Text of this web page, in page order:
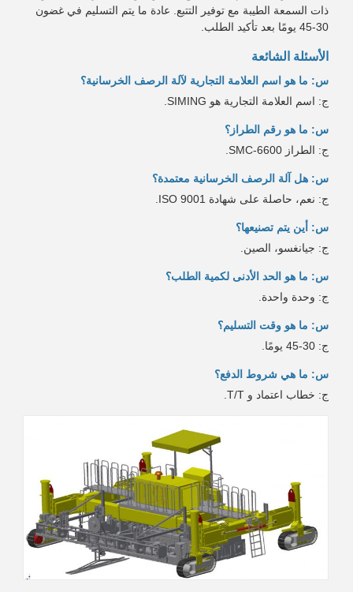
ذات السمعة الطيبة مع توفير التتبع. عادة ما يتم التسليم في غضون
30-45 يومًا بعد تأكيد الطلب.
الأسئلة الشائعة
س: ما هو اسم العلامة التجارية لآلة الرصف الخرسانية؟
ج: اسم العلامة التجارية هو SIMING.
س: ما هو رقم الطراز؟
ج: الطراز SMC-6600.
س: هل آلة الرصف الخرسانية معتمدة؟
ج: نعم، حاصلة على شهادة ISO 9001.
س: أين يتم تصنيعها؟
ج: جيانغسو، الصين.
س: ما هو الحد الأدنى لكمية الطلب؟
ج: وحدة واحدة.
س: ما هو وقت التسليم؟
ج: 30-45 يومًا.
س: ما هي شروط الدفع؟
ج: خطاب اعتماد و T/T.